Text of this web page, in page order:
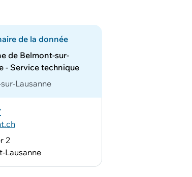
de la donnée
de Belmont-sur-
- Service technique
Lausanne
2
Lausanne